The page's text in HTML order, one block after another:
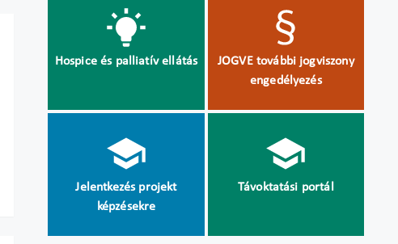
Hospice és palliatív ellátás
JOGVE további jogviszony
engedélyezés
Jelentkezés projekt
képzésekre
Távoktatási portál